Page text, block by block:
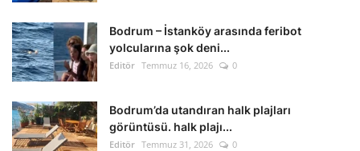
Bodrum – İstanköy arasında feribot
yolcularına şok deni...
Editör Temmuz 16, 2026 0
Bodrum’da utandıran halk plajları
görüntüsü. halk plajı...
Editör Temmuz 31, 2026 0